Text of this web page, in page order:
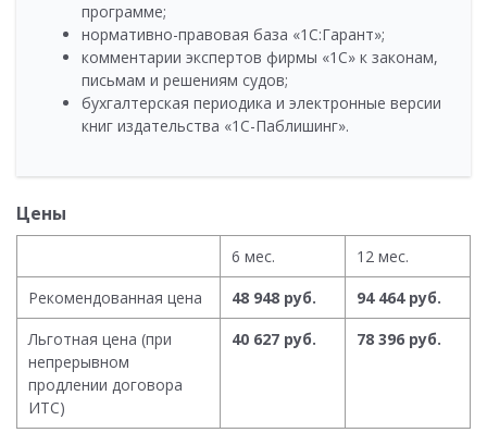
программе;
нормативно-правовая база «1С:Гарант»;
комментарии экспертов фирмы «1С» к законам,
письмам и решениям судов;
бухгалтерская периодика и электронные версии
книг издательства «1С-Паблишинг».
Цены
6 мес.
12 мес.
Рекомендованная цена
48 948 руб.
94 464 руб.
Льготная цена (при
непрерывном
продлении договора
ИТС)
40 627 руб. 78 396 руб.